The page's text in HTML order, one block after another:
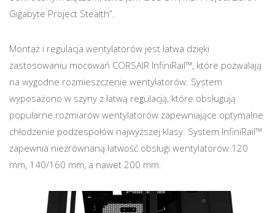
Gigabyte Project Stealth”.
Montaż i regulacja wentylatorów jest łatwa dzięki
zastosowaniu mocowań CORSAIR InfiniRail™, które pozwalają
na wygodne rozmieszczenie wentylatorów. System
wyposażono w szyny z łatwą regulacją, które obsługują
popularne rozmiarów wentylatorów zapewniające optymalne
chłodzenie podzespołów najwyższej klasy. System InfiniRail™
zapewnia niezrównaną łatwość obsługi wentylatorów 120
mm, 140/160 mm, a nawet 200 mm.